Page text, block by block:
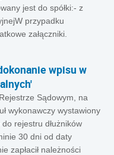
jest do spółki:- z
przypadku
załączniki.
wpisu w
Sądowym, na
wykonawczy wystawiony
rejestru dłużników
30 dni od daty
zapłacił należności